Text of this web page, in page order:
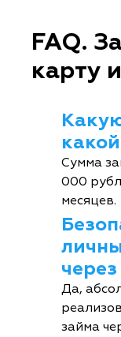
FAQ.
карту
Сумма
000
месяцев.
через
Да,
займа